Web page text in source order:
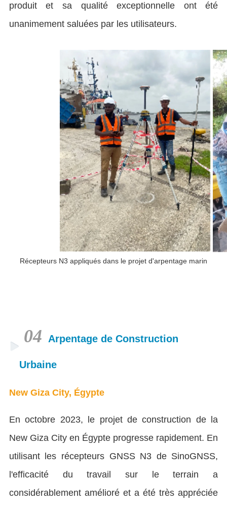
produit et sa qualité exceptionnelle ont été
unanimement saluées par les utilisateurs.
Récepteurs N3 appliqués dans le projet d'arpentage marin
04 Arpentage de Construction
Urbaine
New Giza City, Égypte
En octobre 2023, le projet de construction de la
New Giza City en Égypte progresse rapidement. En
utilisant les récepteurs GNSS N3 de SinoGNSS,
l'efficacité du travail sur le terrain a
considérablement amélioré et a été très appréciée